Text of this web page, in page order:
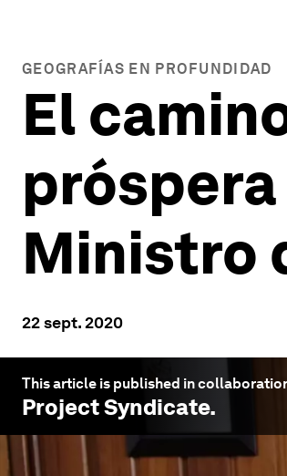
GEOGRAFÍAS EN PROFUNDIDAD
El
Ministro
22 sept. 2020
This article is published in
Project Syndicate.